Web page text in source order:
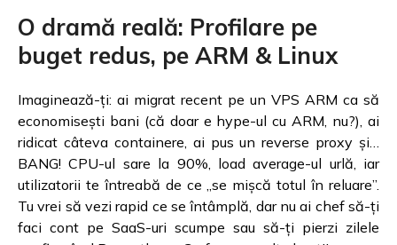
O dramă reală: Profilare pe
buget redus, pe ARM & Linux
Imaginează-ți: ai migrat recent pe un VPS ARM ca să
economisești bani (că doar e hype-ul cu ARM, nu?), ai
ridicat câteva containere, ai pus un reverse proxy și…
BANG! CPU-ul sare la 90%, load average-ul urlă, iar
utilizatorii te întreabă de ce „se mișcă totul în reluare”.
Tu vrei să vezi rapid ce se întâmplă, dar nu ai chef să-ți
faci cont pe SaaS-uri scumpe sau să-ți pierzi zilele